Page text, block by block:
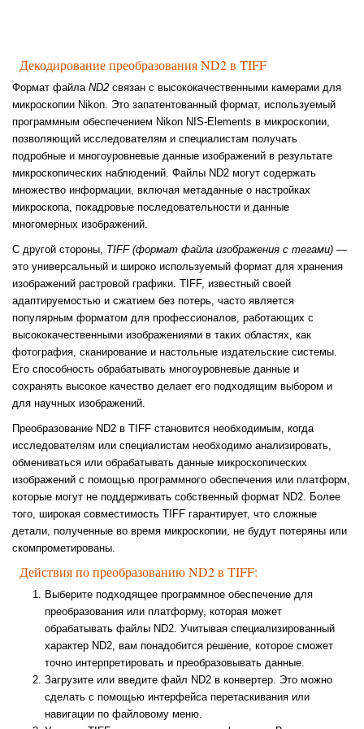
Декодирование преобразования ND2 в TIFF
Формат файла ND2 связан с высококачественными камерами для
микроскопии Nikon. Это запатентованный формат, используемый
программным обеспечением Nikon NIS-Elements в микроскопии,
позволяющий исследователям и специалистам получать
подробные и многоуровневые данные изображений в результате
микроскопических наблюдений. Файлы ND2 могут содержать
множество информации, включая метаданные о настройках
микроскопа, покадровые последовательности и данные
многомерных изображений.
С другой стороны, TIFF (формат файла изображения с тегами) —
это универсальный и широко используемый формат для хранения
изображений растровой графики. TIFF, известный своей
адаптируемостью и сжатием без потерь, часто является
популярным форматом для профессионалов, работающих с
высококачественными изображениями в таких областях, как
фотография, сканирование и настольные издательские системы.
Его способность обрабатывать многоуровневые данные и
сохранять высокое качество делает его подходящим выбором и
для научных изображений.
Преобразование ND2 в TIFF становится необходимым, когда
исследователям или специалистам необходимо анализировать,
обмениваться или обрабатывать данные микроскопических
изображений с помощью программного обеспечения или платформ,
которые могут не поддерживать собственный формат ND2. Более
того, широкая совместимость TIFF гарантирует, что сложные
детали, полученные во время микроскопии, не будут потеряны или
скомпрометированы.
Действия по преобразованию ND2 в TIFF:
Выберите подходящее программное обеспечение для
преобразования или платформу, которая может
обрабатывать файлы ND2. Учитывая специализированный
характер ND2, вам понадобится решение, которое сможет
точно интерпретировать и преобразовывать данные.
Загрузите или введите файл ND2 в конвертер. Это можно
сделать с помощью интерфейса перетаскивания или
навигации по файловому меню.